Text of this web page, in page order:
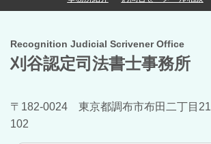
Recognition Judicial Scrivener Office
刈谷認定司法書士事務所
〒182-0024 東京都調布市布田二丁目
102